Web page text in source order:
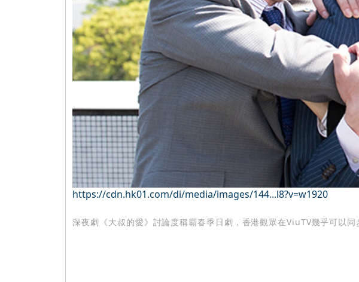
https://cdn.hk01.com/di/media/images/144...l8?v=w1920
深夜劇《大叔的愛》討論度稱霸春季日劇，香港觀眾在ViuTV幾乎可以同